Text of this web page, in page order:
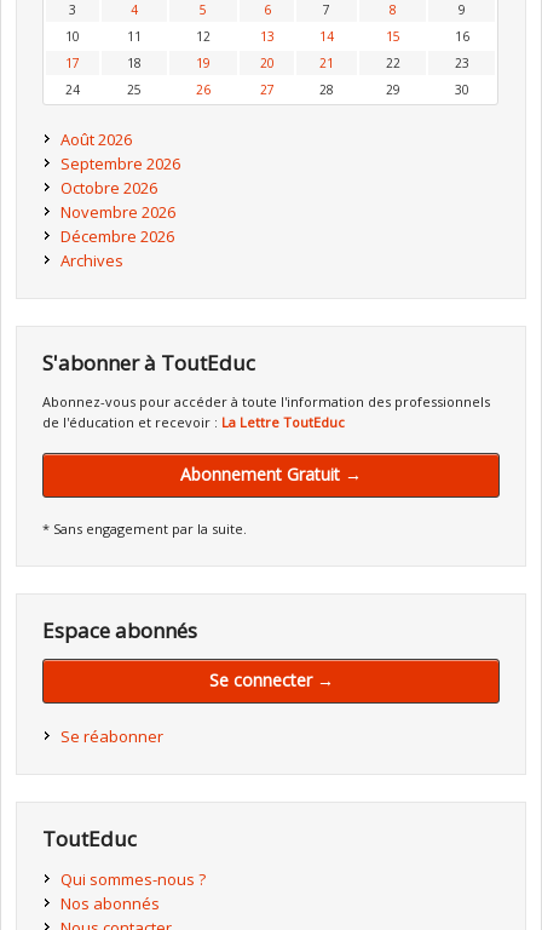
3
4 5 6 7 8
9
10
11 12 13 14 15
16
17
18 19 20 21 22
23
24
25 26 27 28 29 30
Août 2026
Septembre 2026
Octobre 2026
Novembre 2026
Décembre 2026
Archives
S'abonner à ToutEduc
Abonnez-vous pour accéder à toute l'information des professionnels
de l'éducation et recevoir : La Lettre ToutEduc
Abonnement Gratuit →
* Sans engagement par la suite.
Espace abonnés
Se connecter →
Se réabonner
ToutEduc
Qui sommes-nous ?
Nos abonnés